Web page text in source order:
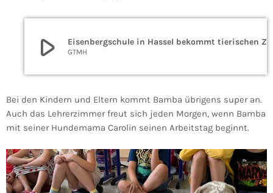
play_arrow GTMH
Bei den Kindern und Eltern kommt Bamba übrigens super an.
Auch das Lehrerzimmer freut sich jeden Morgen, wenn Bamba
mit seiner Hundemama Carolin seinen Arbeitstag beginnt.